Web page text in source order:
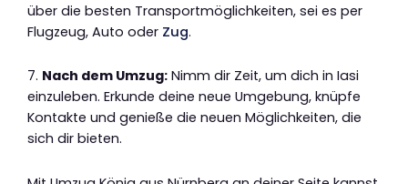
über die besten Transportmöglichkeiten, sei es per
Flugzeug, Auto oder Zug.
7. Nach dem Umzug: Nimm dir Zeit, um dich in Iasi
einzuleben. Erkunde deine neue Umgebung, knüpfe
Kontakte und genieße die neuen Möglichkeiten, die
sich dir bieten.